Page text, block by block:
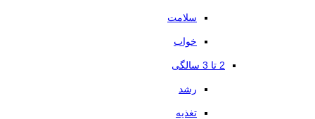
سلامت
خواب
2 تا 3 سالگی
رشد
تغذیه